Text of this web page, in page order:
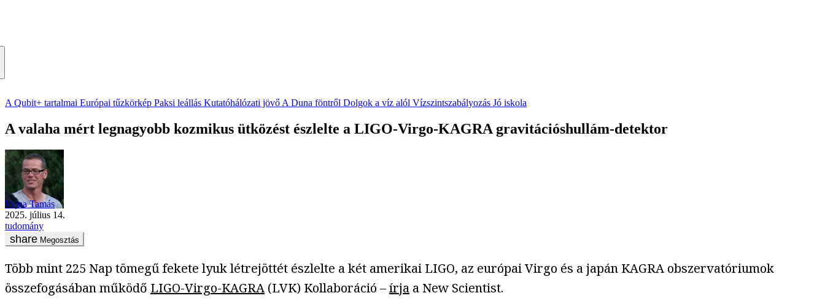
A Qubit+ tartalmai Európai tűzkörkép Paksi leállás Kutatóhálózati jövő A Duna föntről Dolgok a víz alól Vízszintszabályozás Jó iskola
A valaha mért legnagyobb kozmikus ütközést észlelte a LIGO-Virgo-KAGRA gravitációshullám-detektor
Vajna Tamás
2025. július 14.
tudomány
Megosztás
Több mint 225 Nap tömegű fekete lyuk létrejöttét észlelte a két amerikai LIGO, az európai Virgo és a japán KAGRA obszervatóriumok
összefogásában működő LIGO-Virgo-KAGRA(LVK) Kollaboráció –írja a New Scientist.